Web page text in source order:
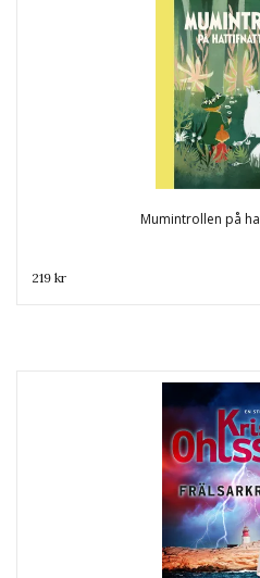
Mumintrollen på
219 kr